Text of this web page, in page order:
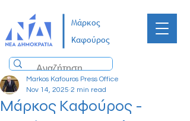
Μάρκος
Καφούρος
Μάρκος Καφούρος -
Markos Kafouros Press Office
Nov 14, 2025 2 min read